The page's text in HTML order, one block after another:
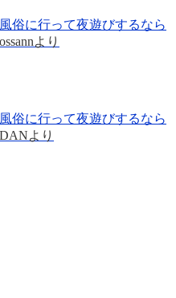
俗に行って夜遊びするなら
ossannより
俗に行って夜遊びするなら
DANより